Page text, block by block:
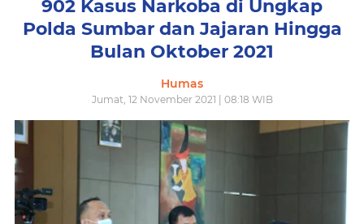
902 Kasus Narkoba di Ungkap
Polda Sumbar dan Jajaran Hingga
Bulan Oktober 2021
Humas
Jumat, 12 November 2021 | 08:18 WIB